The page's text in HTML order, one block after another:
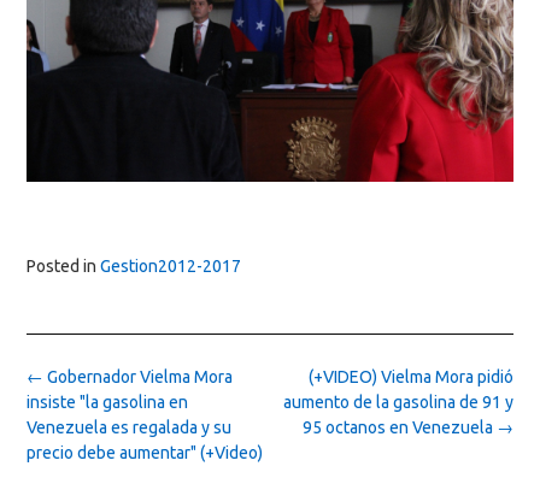
Posted in Gestion2012-2017
Post
navigation
(+VIDEO) Vielma Mora pidió
aumento de la gasolina de 91 y
95 octanos en Venezuela →
← Gobernador Vielma Mora
insiste "la gasolina en
Venezuela es regalada y su
precio debe aumentar" (+Video)